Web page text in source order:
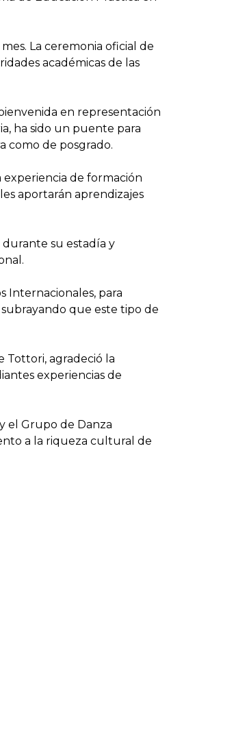
La ceremonia oficial de
académicas de las
en representación
ha sido un puente para
como de posgrado.
experiencia de formación
aportarán aprendizajes
durante su estadía y
Internacionales, para
que este tipo de
Tottori, agradeció la
experiencias de
el Grupo de Danza
a la riqueza cultural de